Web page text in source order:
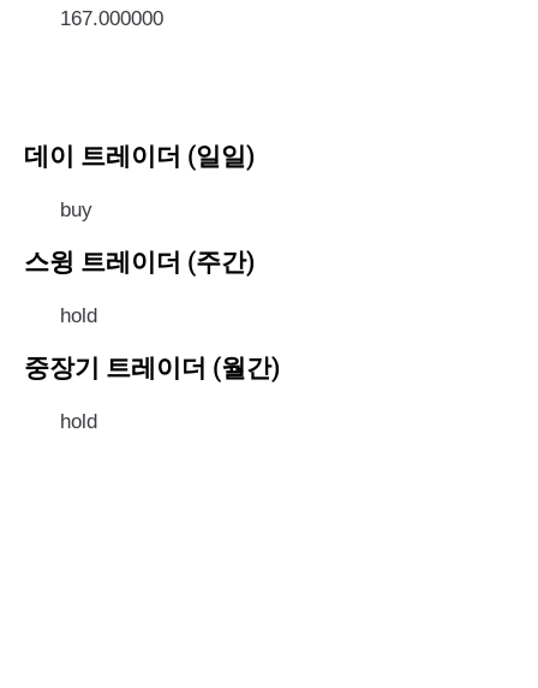
167.000000
데이 트레이더 (일일)
buy
스윙 트레이더 (주간)
hold
중장기 트레이더 (월간)
hold